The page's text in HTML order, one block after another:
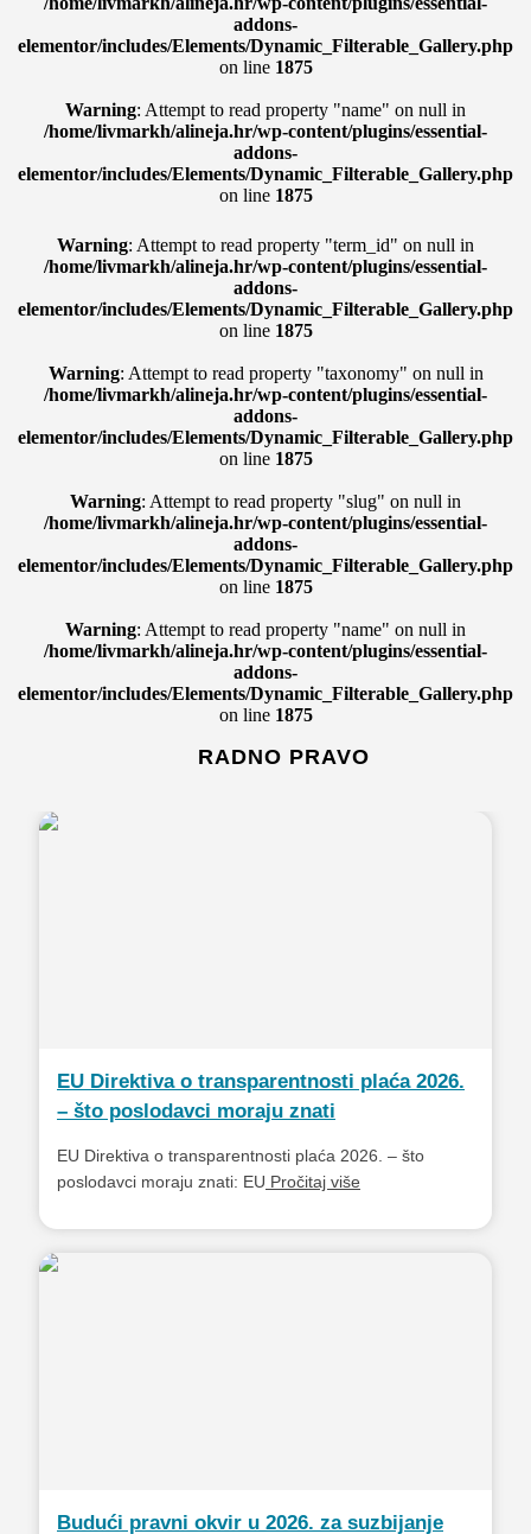
addons-
elementor/includes/Elements/Dynamic_Filterable_Gallery.php
on line 1875
Warning: Attempt to read property "name" on null in
/home/livmarkh/alineja.hr/wp-content/plugins/essential-
addons-
elementor/includes/Elements/Dynamic_Filterable_Gallery.php
on line 1875
Warning: Attempt to read property "term_id" on null in
/home/livmarkh/alineja.hr/wp-content/plugins/essential-
addons-
elementor/includes/Elements/Dynamic_Filterable_Gallery.php
on line 1875
Warning: Attempt to read property "taxonomy" on null in
/home/livmarkh/alineja.hr/wp-content/plugins/essential-
addons-
elementor/includes/Elements/Dynamic_Filterable_Gallery.php
on line 1875
Warning: Attempt to read property "slug" on null in
/home/livmarkh/alineja.hr/wp-content/plugins/essential-
addons-
elementor/includes/Elements/Dynamic_Filterable_Gallery.php
on line 1875
Warning: Attempt to read property "name" on null in
/home/livmarkh/alineja.hr/wp-content/plugins/essential-
addons-
elementor/includes/Elements/Dynamic_Filterable_Gallery.php
on line 1875
RADNO PRAVO
EU Direktiva o transparentnosti plaća 2026.
– što poslodavci moraju znati
EU Direktiva o transparentnosti plaća 2026. – što
poslodavci moraju znati: EU Pročitaj više
Budući pravni okvir u 2026. za suzbijanje